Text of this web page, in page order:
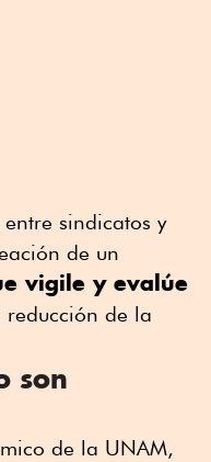
sindicatos y
de un
vigile y evalúe
reducción de la
son
de la UNAM,